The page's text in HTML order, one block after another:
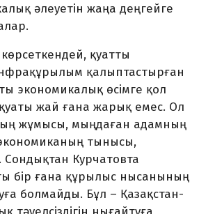
әлеуетін жаңа деңгейге
қуатты
қалыптастырған
экономикалық өсімге қол
қуаты жай ғана жа­рық емес. Ол
жұ­мысы, мыңдаған адамның
тынысы,
Сондықтан Кур­ча­товта
бір ғана құрылыс нысанының
болмайды. Бұл – Қазақ­стан­